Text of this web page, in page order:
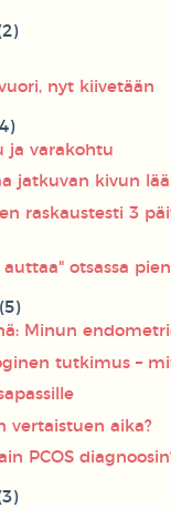
nyt kiivetään
ja varakohtu
jatkuvan kivun
raskaustesti 3
otsassa
Minun
tutkimus –
vertaistuen aika?
PCOS